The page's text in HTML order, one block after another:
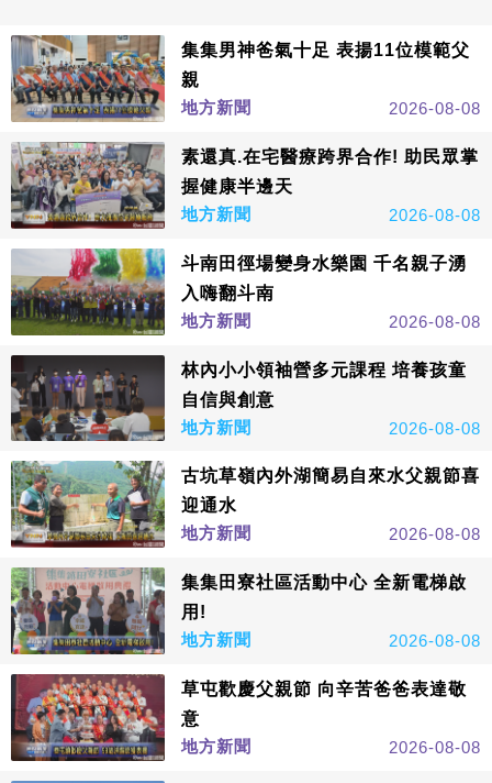
集集男神爸氣十足 表揚11位模範父
親
地方新聞
2026-08-08
素還真.在宅醫療跨界合作! 助民眾掌
握健康半邊天
地方新聞
2026-08-08
斗南田徑場變身水樂園 千名親子湧
入嗨翻斗南
地方新聞
2026-08-08
林內小小領袖營多元課程 培養孩童
自信與創意
地方新聞
2026-08-08
古坑草嶺內外湖簡易自來水父親節喜
迎通水
地方新聞
2026-08-08
集集田寮社區活動中心 全新電梯啟
用!
地方新聞
2026-08-08
草屯歡慶父親節 向辛苦爸爸表達敬
意
地方新聞
2026-08-08